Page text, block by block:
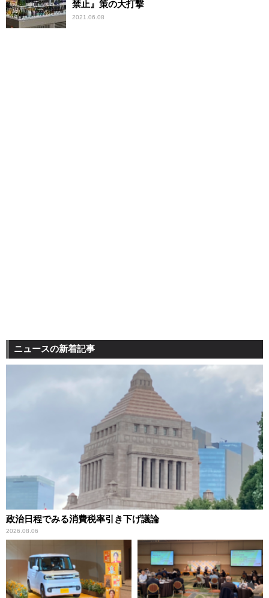
禁止』策の大打撃
2021.06.08
ニュースの新着記事
政治日程でみる消費税率引き下げ議論
2026.08.06